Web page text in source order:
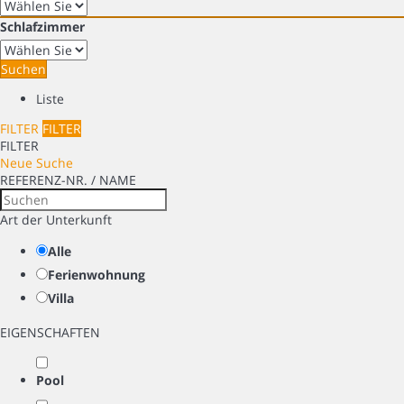
Schlafzimmer
Suchen
Liste
FILTER FILTER
FILTER
Neue Suche
REFERENZ-NR. / NAME
Art der Unterkunft
Alle
Ferienwohnung
Villa
EIGENSCHAFTEN
Pool